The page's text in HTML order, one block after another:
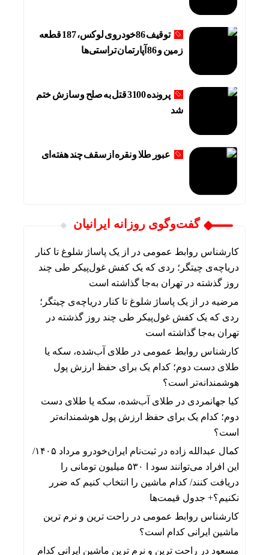
توقیف 86خودروی لوکس، 187 قطعه
زمین و 86 آپارتمان تراستی‌ها
پرونده 3100 قتل به صلح و سازش ختم
شد
عبور طلا و نقره از سقف چند هفته‌ای
گفت‌وگوی روزانه ایرانیان
کارشناس روابط عمومی در
از یک پاساژ شلوغ تا کنار
دریاچه‌ی چیتگر؛ ردی که یک کفش غول‌پیکر طی چند
روز گذشته در تهران به‌جا گذاشته است
مرضیه در
از یک پاساژ شلوغ تا کنار دریاچه‌ی چیتگر؛
ردی که یک کفش غول‌پیکر طی چند روز گذشته در
تهران به‌جا گذاشته است
کارشناس روابط عمومی در طلای آب‌شده، سکه یا
طلای دست دوم؛ کدام یک برای حفظ ارزش پول
هوشمندانه‌تر است؟
کیا جهانمردی در طلای آب‌شده، سکه یا طلای دست
دوم؛ کدام یک برای حفظ ارزش پول هوشمندانه‌تر
است؟
کمال عبدالله زاده در
ثبت‌نام ایران‌خودرو مرداد ۱۴۰۵/
این افراد می‌توانند سود ا ۵۳۰ میلیون تومانی را
دریافت کنند/ کدام ماشین را انتخاب کنیم که ضرر
نکنیم؟+ جدول قیمت‌ها
کارشناس روابط عمومی در راحت ترین و نرم ترین
ماشین ایرانی کدام است؟
مسعود در راحت ترین و نرم ترین ماشین ایرانی کدام